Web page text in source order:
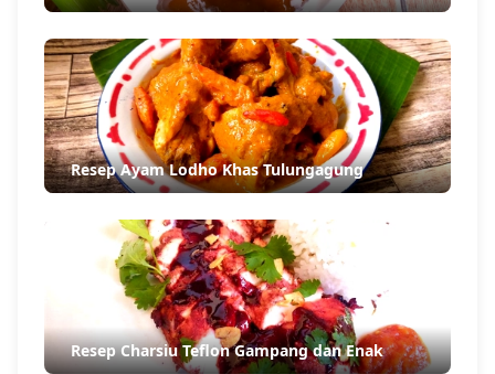
Resep Ayam Lodho Khas Tulungagung
Resep Charsiu Teflon Gampang dan Enak